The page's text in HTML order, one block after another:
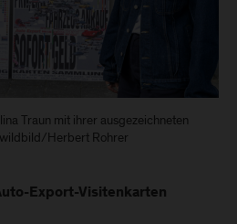
Traun mit ihrer ausgezeichneten
wildbild/Herbert Rohrer
Export-Visitenkarten